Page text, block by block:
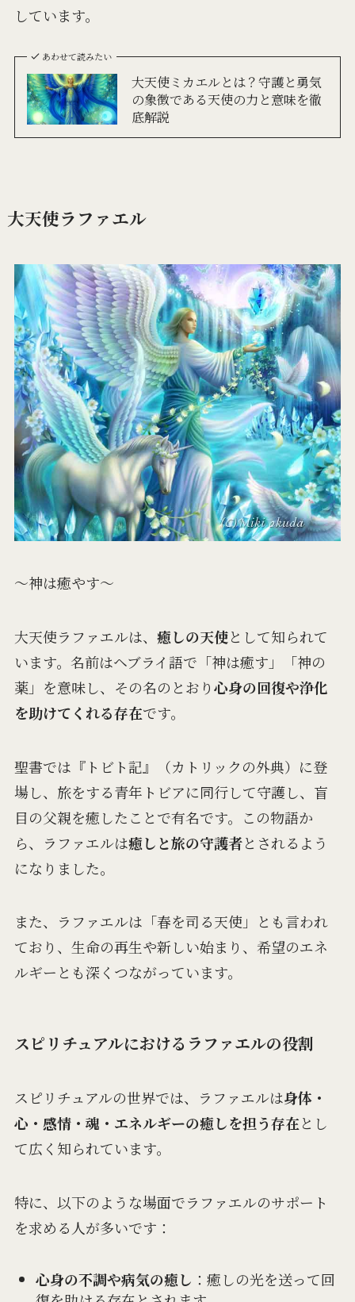
しています。
あわせて読みたい
大天使ミカエルとは？守護と勇気
の象徴である天使の力と意味を徹
底解説
大天使ラファエル
〜神は癒やす〜
大天使ラファエルは、 癒しの天使として知られて
います。名前はヘブライ語で「神は癒す」「神の
薬」を意味し、その名のとおり心身の回復や浄化
を助けてくれる存在です。
聖書では『トビト記』（カトリックの外典）に登
場し、旅をする青年トビアに同行して守護し、盲
目の父親を癒したことで有名です。この物語か
ら、ラファエルは癒しと旅の守護者とされるよう
になりました。
また、ラファエルは「春を司る天使」とも言われ
ており、生命の再生や新しい始まり、希望のエネ
ルギーとも深くつながっています。
スピリチュアルにおけるラファエルの役割
スピリチュアルの世界では、ラファエルは身体・
心・感情・魂・エネルギーの癒しを担う存在とし
て広く知られています。
特に、以下のような場面でラファエルのサポート
を求める人が多いです：
心身の不調や病気の癒し ：癒しの光を送って回